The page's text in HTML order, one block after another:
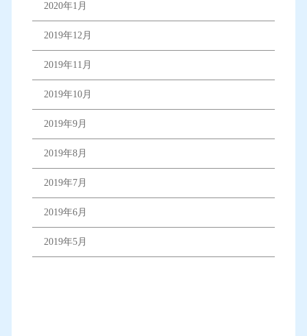
2020年1月
2019年12月
2019年11月
2019年10月
2019年9月
2019年8月
2019年7月
2019年6月
2019年5月